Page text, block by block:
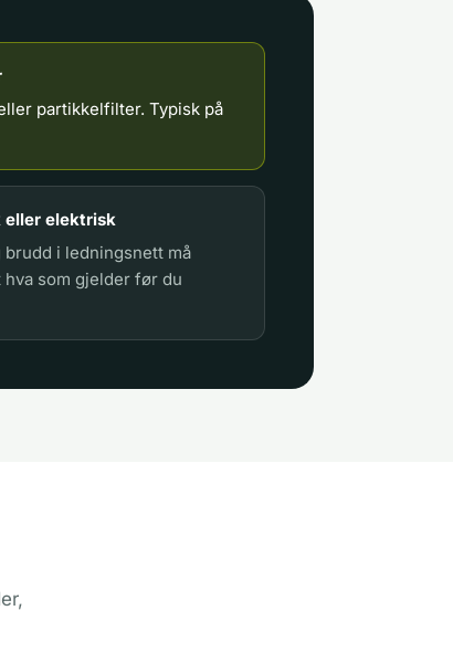
partikkelfilter. Typisk på
eller elektrisk
i ledningsnett må
som gjelder før du